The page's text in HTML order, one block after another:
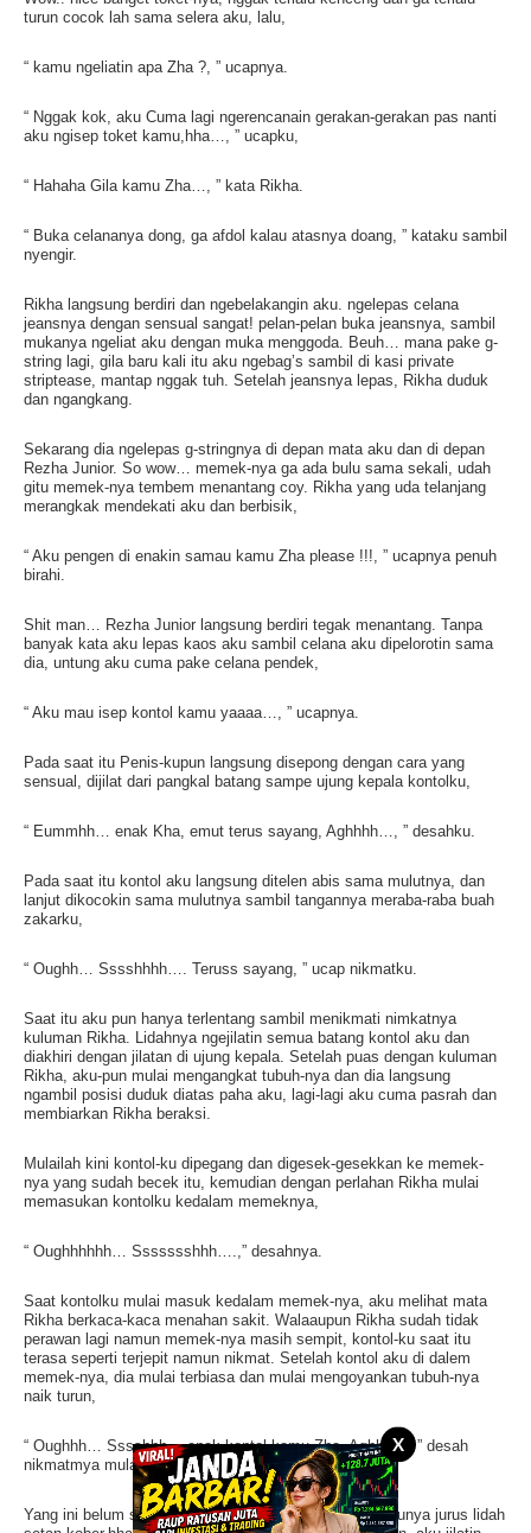
X
turun cocok lah sama selera aku, lalu,
“ kamu ngeliatin apa Zha ?, ” ucapnya.
“ Nggak kok, aku Cuma lagi ngerencanain gerakan-gerakan pas nanti
aku ngisep toket kamu,hha…, ” ucapku,
“ Hahaha Gila kamu Zha…, ” kata Rikha.
“ Buka celananya dong, ga afdol kalau atasnya doang, ” kataku sambil
nyengir.
Rikha langsung berdiri dan ngebelakangin aku. ngelepas celana
jeansnya dengan sensual sangat! pelan-pelan buka jeansnya, sambil
mukanya ngeliat aku dengan muka menggoda. Beuh… mana pake g-
string lagi, gila baru kali itu aku ngebag’s sambil di kasi private
striptease, mantap nggak tuh. Setelah jeansnya lepas, Rikha duduk
dan ngangkang.
Sekarang dia ngelepas g-stringnya di depan mata aku dan di depan
Rezha Junior. So wow… memek-nya ga ada bulu sama sekali, udah
gitu memek-nya tembem menantang coy. Rikha yang uda telanjang
merangkak mendekati aku dan berbisik,
“ Aku pengen di enakin samau kamu Zha please !!!, ” ucapnya penuh
birahi.
Shit man… Rezha Junior langsung berdiri tegak menantang. Tanpa
banyak kata aku lepas kaos aku sambil celana aku dipelorotin sama
dia, untung aku cuma pake celana pendek,
“ Aku mau isep kontol kamu yaaaa…, ” ucapnya.
Pada saat itu Penis-kupun langsung disepong dengan cara yang
sensual, dijilat dari pangkal batang sampe ujung kepala kontolku,
“ Eummhh… enak Kha, emut terus sayang, Aghhhh…, ” desahku.
Pada saat itu kontol aku langsung ditelen abis sama mulutnya, dan
lanjut dikocokin sama mulutnya sambil tangannya meraba-raba buah
zakarku,
“ Oughh… Sssshhhh…. Teruss sayang, ” ucap nikmatku.
Saat itu aku pun hanya terlentang sambil menikmati nimkatnya
kuluman Rikha. Lidahnya ngejilatin semua batang kontol aku dan
diakhiri dengan jilatan di ujung kepala. Setelah puas dengan kuluman
Rikha, aku-pun mulai mengangkat tubuh-nya dan dia langsung
ngambil posisi duduk diatas paha aku, lagi-lagi aku cuma pasrah dan
membiarkan Rikha beraksi.
Mulailah kini kontol-ku dipegang dan digesek-gesekkan ke memek-
nya yang sudah becek itu, kemudian dengan perlahan Rikha mulai
memasukan kontolku kedalam memeknya,
“ Oughhhhhh… Ssssssshhh….,” desahnya.
Saat kontolku mulai masuk kedalam memek-nya, aku melihat mata
Rikha berkaca-kaca menahan sakit. Walaaupun Rikha sudah tidak
perawan lagi namun memek-nya masih sempit, kontol-ku saat itu
terasa seperti terjepit namun nikmat. Setelah kontol aku di dalem
memek-nya, dia mulai terbiasa dan mulai mengoyankan tubuh-nya
naik turun,
“ Oughhh… Sssshhh… enak kontol kamu Zha, Aghhh…, ” desah
nikmatmya mulai terdengar.
Yang ini belum seberapa, Rikha belom tau kalau aku punya jurus lidah